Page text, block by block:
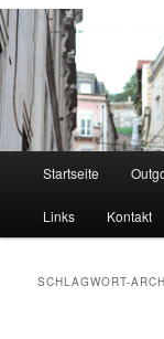
Startseite
Links Kontakt
SCHLAGWORT-